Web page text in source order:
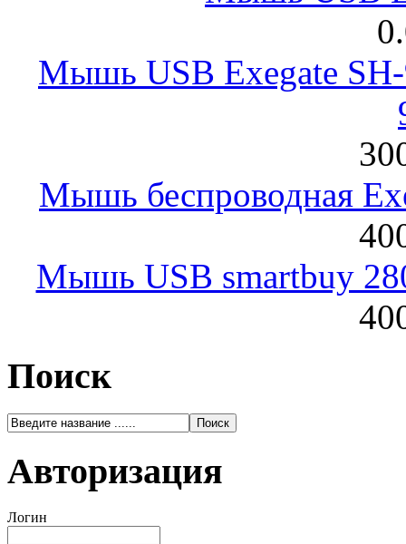
Мышь USB Exegate
Мышь беспроводная
Мышь USB smartbuy
Поиск
Авторизация
Логин